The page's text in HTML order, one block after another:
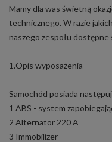
Mamy dla was świetną
technicznego. W razie
naszego zespołu dostępne
1.Opis wyposażenia
Samochód posiada
1 ABS - system
2 Alternator 220 A
3 Immobilizer